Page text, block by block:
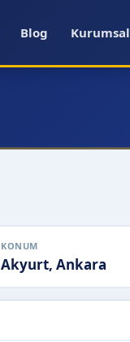
Blog Kurumsal
KONUM
Akyurt, Ankara